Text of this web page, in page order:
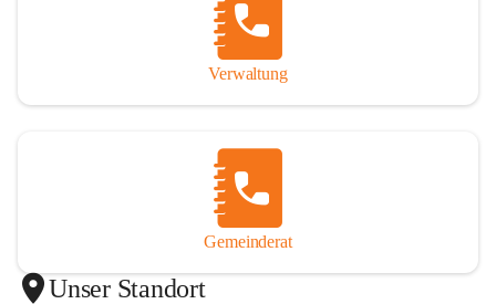
Verwaltung
Gemeinderat
Unser Standort